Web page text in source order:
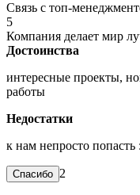
Связь с топ-
5
Компания делает мир
Достоинства
интересные проекты,
работы
Недостатки
к нам непросто попасть
2